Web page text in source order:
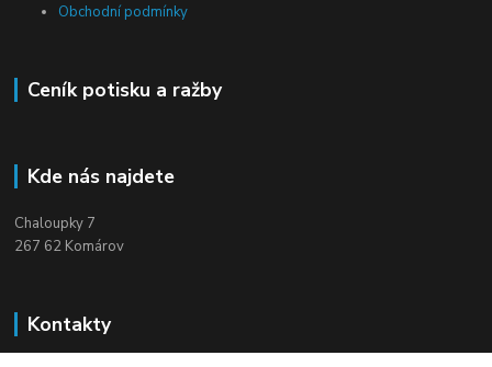
Obchodní podmínky
Ceník potisku a ražby
Kde nás najdete
Chaloupky 7
267 62 Komárov
Kontakty